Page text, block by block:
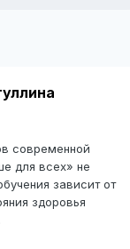
современной
для всех» не
зависит от
здоровья